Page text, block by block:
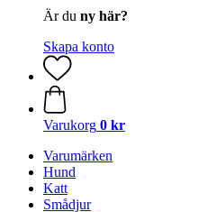
Är du ny här?
Skapa konto
Varukorg 0 kr
Varumärken
Hund
Katt
Smådjur